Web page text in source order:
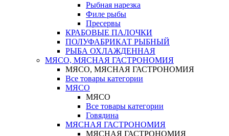
Рыбная нарезка
Филе рыбы
Пресервы
КРАБОВЫЕ ПАЛОЧКИ
ПОЛУФАБРИКАТ РЫБНЫЙ
РЫБА ОХЛАЖДЕННАЯ
МЯСО, МЯСНАЯ ГАСТРОНОМИЯ
МЯСО, МЯСНАЯ ГАСТРОНОМИЯ
Все товары категории
МЯСО
МЯСО
Все товары категории
Говядина
МЯСНАЯ ГАСТРОНОМИЯ
МЯСНАЯ ГАСТРОНОМИЯ